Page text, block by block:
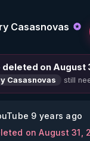
Casasnovas
on August
Casasnovas still
9 years ago
on August 31,